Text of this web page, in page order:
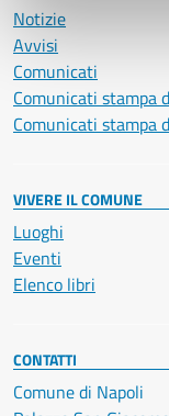
Notizie
Avvisi
Comunicati
Comunicati stampa
Comunicati stampa
VIVERE IL COMUNE
Luoghi
Eventi
Elenco libri
CONTATTI
Comune di Napoli